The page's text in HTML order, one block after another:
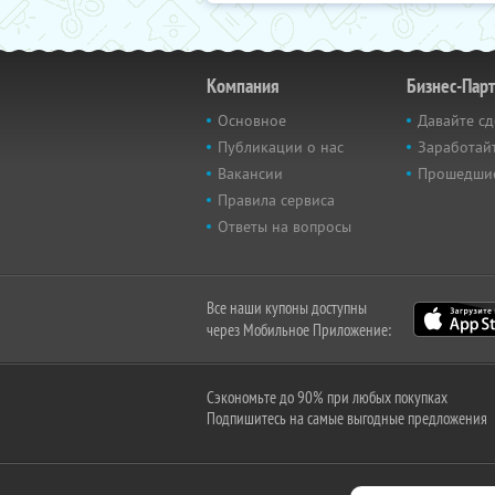
Компания
Основное
Публикации о нас
Вакансии
Правила сервиса
Ответы на вопросы
Бизнес-
Давайте
Все наши купоны доступны
через Мобильное Приложение:
Сэкономьте до 90% при любых покупках
Подпишитесь на самые выгодные предложения